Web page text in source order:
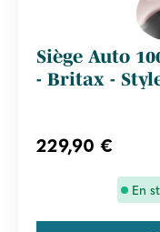
Siège Auto
- Britax -
229,90 €
En